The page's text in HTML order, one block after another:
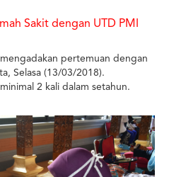
Sakit dengan UTD PMI
pertemuan dengan
Selasa (13/03/2018).
2 kali dalam setahun.
DKI Jakarta dan koordinasi
dengan bank darah rumah
Kepala UTD PMI Provinsi DKI
turut hadir dalam pertemuan ini
dari Dinas Kesehatan